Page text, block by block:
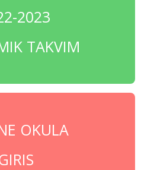
2023
TAKVIM
OKULA